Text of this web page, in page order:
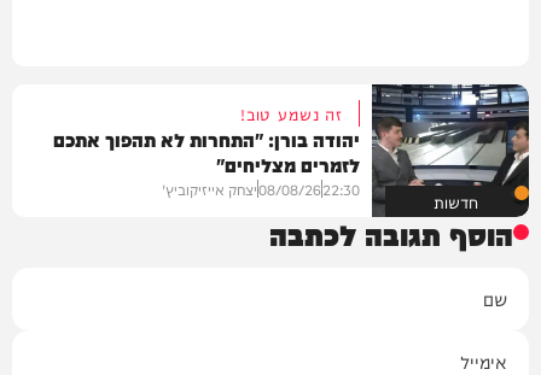
חדשות
זה נשמע טוב!
יהודה בורן: "התחרות לא תהפוך אתכם
לזמרים מצליחים"
22:30
08/08/26יצחק אייזיקוביץ'
הוסף תגובה לכתבה